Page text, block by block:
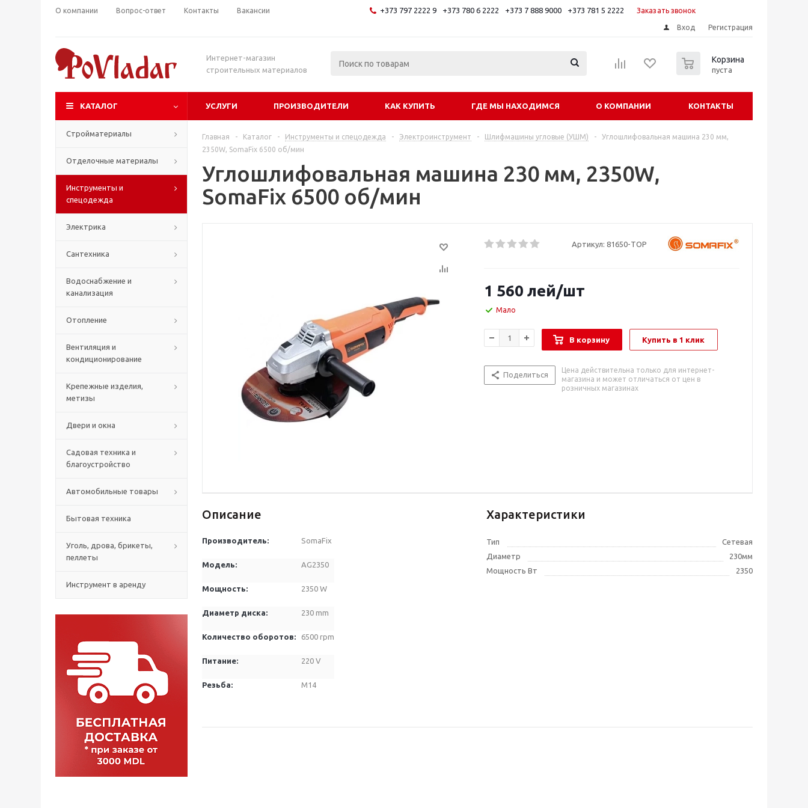
О компании Вопрос-ответ Контакты Вакансии +373 797 2222 9 +373 780 6 2222 +373 7 888 9000 +373 781 5 2222 Заказать звонок
Вход Регистрация
Интернет-магазин
строительных материалов
Корзина
пуста
КАТАЛОГ УСЛУГИ ПРОИЗВОДИТЕЛИ КАК КУПИТЬ ГДЕ МЫ НАХОДИМСЯ О КОМПАНИИ КОНТАКТЫ
Стройматериалы
Отделочные материалы
Инструменты и
спецодежда
Электрика
Сантехника
Водоснабжение и
канализация
Отопление
Вентиляция и
кондиционирование
Крепежные изделия,
метизы
Двери и окна
Садовая техника и
благоустройство
Автомобильные товары
Бытовая техника
Уголь, дрова, брикеты,
пеллеты
Инструмент в аренду
Главная - Каталог - Инструменты и спецодежда - Электроинструмент - Шлифмашины угловые (УШМ) -
Углошлифовальная машина 230 мм,
2350W, SomaFix 6500 об/мин
Углошлифовальная машина 230 мм, 2350W,
SomaFix 6500 об/мин
Артикул: 81650-TOP
1 560 лей/шт
Мало
В корзину Купить в 1 клик
Поделиться
Цена действительна только для интернет-
магазина и может отличаться от цен в
розничных магазинах
Описание
Производитель: SomaFix
Модель: AG2350
Мощность: 2350 W
Диаметр диска: 230 mm
Количество оборотов: 6500 rpm
Питание: 220 V
Резьба: M14
Характеристики
Тип
Сетевая
Диаметр
230мм
Мощность Вт
2350